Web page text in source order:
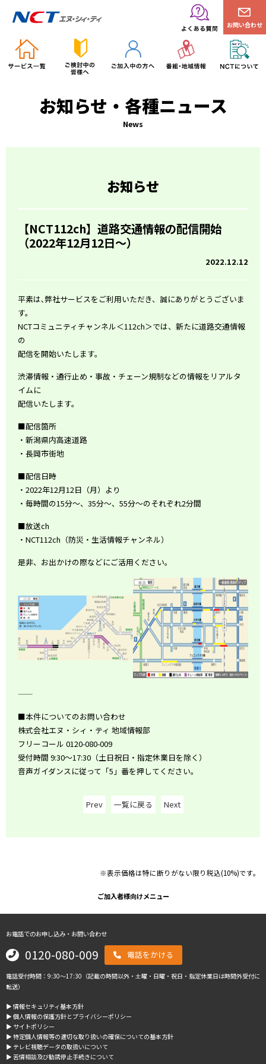
お問い合わせ
お知らせ・各種ニュース
News
お知らせ
【NCT112ch】道路交通情報の配信開始
（2022年12月12日～）
2022.12.12
平素は､弊社サービスをご利用いただき、誠にありがとうございま
す。
NCTコミュニティチャンネル＜112ch＞では、新たに道路交通情報
の
配信を開始いたします。
渋滞情報・通行止め・事故・チェーン規制などの情報をリアルタ
イムに
配信いたします。
■配信箇所
・新潟県内高速道路
・長岡市街地
■配信日時
・2022年12月12日（月）より
・毎時間の15分～、35分～、55分～のそれぞれ2分間
■放送ch
・NCT112ch（防災・生活情報チャンネル）
是非、お出かけの際などにご活用ください。
――――――――――――――――――――――――――――――――
■本件についてのお問い合わせ
株式会社エヌ・シィ・ティ 地域情報部
フリーコール 0120-080-009
受付時間 9:30～17:30（土日祝日・指定休業日を除く）
音声ガイダンスに従って「5」番を押してください。
Prev 一覧に戻る Next
※表示価格は特に断りがない限り税込(10%)です。
ご加入者様向けメニュー
お電話でのお申し込み・お問い合わせ
0120-080-009 電話をかける
電話受付時間：9:30～17:30（記載の時間以外・土曜・日曜・祝日・指定休業日は時間外受付に
転送）
▶︎ 情報セキュリティ基本方針
▶︎ 個人情報の保護方針とプライバシーポリシー
▶︎ サイトポリシー
▶︎ 特定個人情報等の適切な取り扱いの確保についての基本方針
▶︎ テレビ視聴データの取扱いについて
▶︎ 苦情相談及び勧誘停止手続きについて